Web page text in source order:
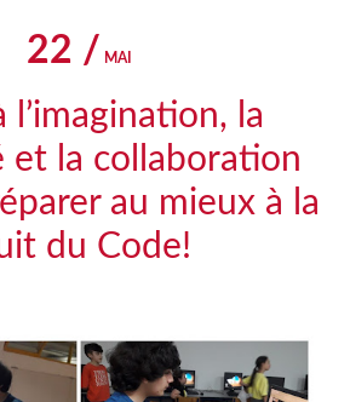
22 / MAI
l’imagination, la
et la collaboration
au mieux à la
du Code!